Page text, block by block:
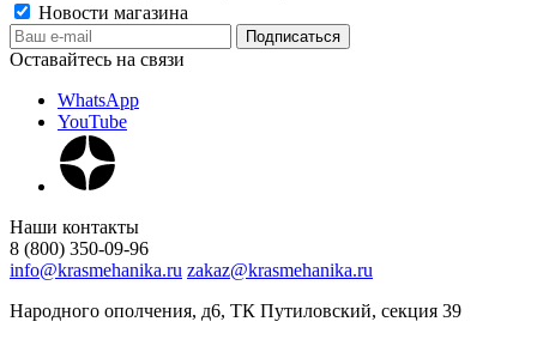
Новости магазина
Оставайтесь на связи
WhatsApp
YouTube
Наши контакты
8 (800) 350-09-96
info@krasmehanika.ru zakaz@krasmehanika.ru
Народного ополчения, д6, ТК Путиловский, секция 39